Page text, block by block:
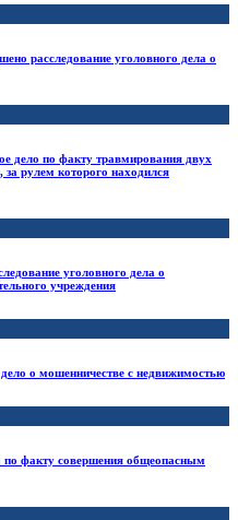
расследование уголовного дела о
дело по факту травмирования двух
рулем которого находился
уголовного дела о
учреждения
о мошенничестве с недвижимостью
по факту совершения общеопасным